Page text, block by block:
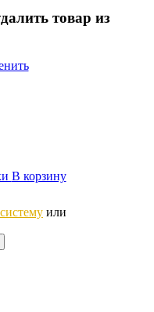
товар из
В корзину
или